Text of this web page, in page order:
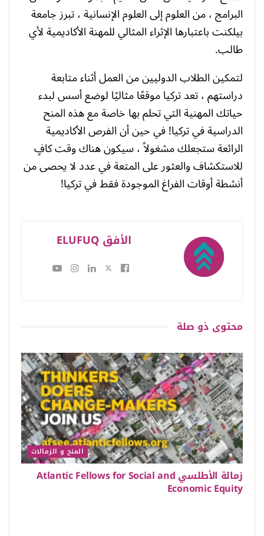
البرامج ، من العلوم إلى العلوم الإنسانية ، تبرز جامعة
بيلكنت باعتبارها الإثراء المثالي للمهنة الأكاديمية لأي
طالب.
لتمكين الطلاب الدوليين من العمل أثناء متابعة
دراستهم ، تعد تركيا موقعًا مثاليًا لوضع أسس لبدء
حياتك المهنية التي تحلم بها خاصة مع هذه المنح
الدراسية في تركيا! في حين أن الفرص الأكاديمية
الرائعة ستجعلك مشغولاً ، سيكون هناك وقت كافٍ
للاستكشاف والعثور على المتعة في عدد لا يحصى من
أنشطة أوقات الفراغ الموجودة فقط في تركيا!
الأفق ELUFUQ
محتوى ذو صلة
المنح و الزمالات
زمالة الأطلسي Atlantic Fellows for Social and
Economic Equity